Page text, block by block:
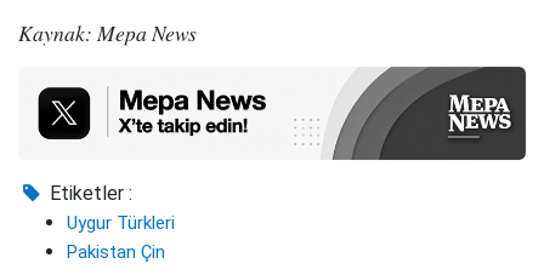
Kaynak: Mepa News
Etiketler :
Uygur Türkleri
Pakistan Çin